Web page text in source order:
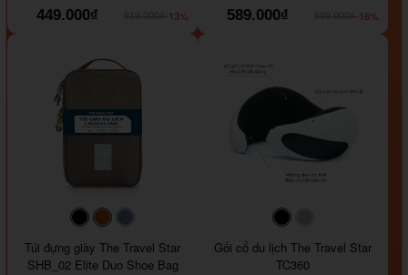
449.000₫
-13%
589.000₫
-16%
#000000#964B00
Túi đựng giày The Travel Star
SHB_02 Elite Duo Shoe Bag
#000000
Gối cổ du lịch The Travel Star
TC360